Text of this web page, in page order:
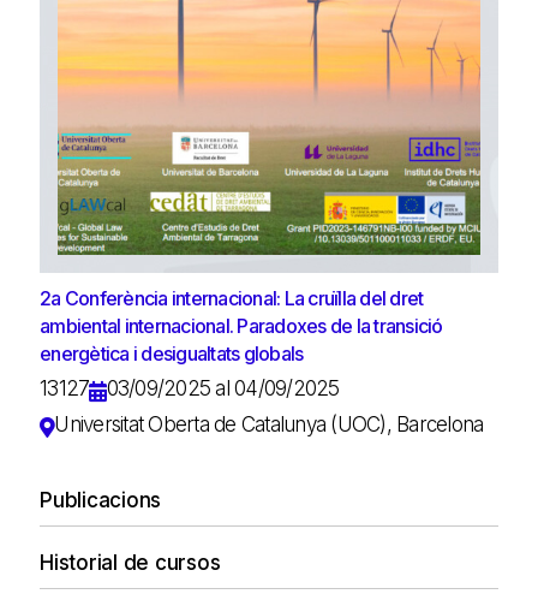
2a Conferència internacional: La cruïlla del dret
ambiental internacional. Paradoxes de la transició
energètica i desigualtats globals
13127
03/09/2025 al 04/09/2025
Universitat Oberta de Catalunya (UOC), Barcelona
Publicacions
Historial de cursos